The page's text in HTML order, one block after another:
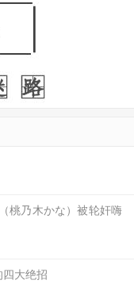
桃乃木かな）被轮奸嗨
四大绝招